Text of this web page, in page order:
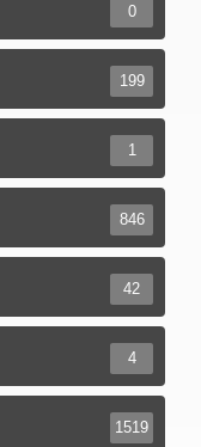
0
199
1
846
42
4
1519